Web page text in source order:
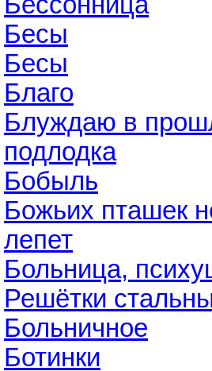
Бесы
Бесы
Благо
Блуждаю в
подлодка
Бобыль
Божьих пташек
лепет
Больница,
Решётки
Больничное
Ботинки